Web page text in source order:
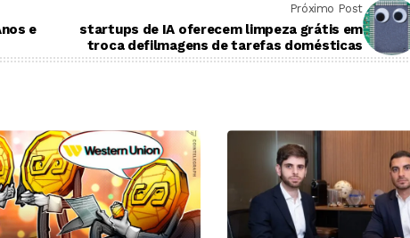
e
Próximo Post
startups de IA oferecem limpeza grátis em
troca defilmagens de tarefas domésticas